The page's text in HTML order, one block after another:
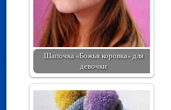
Шапочка «Божья коровка» для
девочки